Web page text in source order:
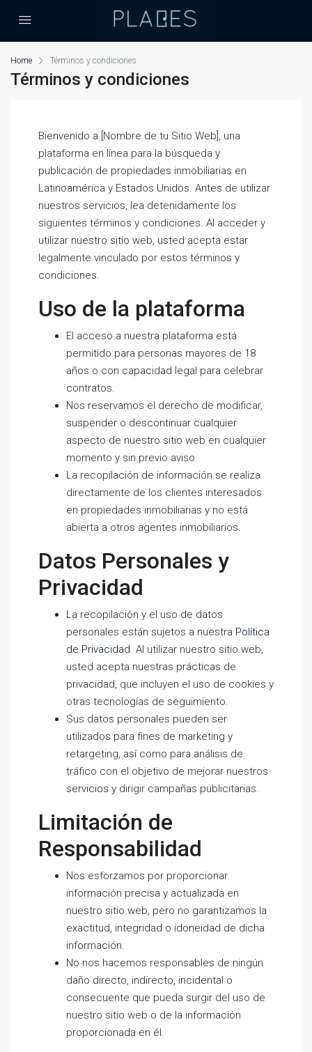
Home Términos y condiciones
Términos y condiciones
Bienvenido a [Nombre de tu Sitio Web], una
plataforma en línea para la búsqueda y
publicación de propiedades inmobiliarias en
Latinoamérica y Estados Unidos. Antes de utilizar
nuestros servicios, lea detenidamente los
siguientes términos y condiciones. Al acceder y
utilizar nuestro sitio web, usted acepta estar
legalmente vinculado por estos términos y
condiciones.
Uso de la plataforma
El acceso a nuestra plataforma está
permitido para personas mayores de 18
años o con capacidad legal para celebrar
contratos.
Nos reservamos el derecho de modificar,
suspender o descontinuar cualquier
aspecto de nuestro sitio web en cualquier
momento y sin previo aviso.
La recopilación de información se realiza
directamente de los clientes interesados
en propiedades inmobiliarias y no está
abierta a otros agentes inmobiliarios.
Datos Personales y
Privacidad
La recopilación y el uso de datos
personales están sujetos a nuestra Política
de Privacidad. Al utilizar nuestro sitio web,
usted acepta nuestras prácticas de
privacidad, que incluyen el uso de cookies y
otras tecnologías de seguimiento.
Sus datos personales pueden ser
utilizados para fines de marketing y
retargeting, así como para análisis de
tráfico con el objetivo de mejorar nuestros
servicios y dirigir campañas publicitarias.
Limitación de
Responsabilidad
Nos esforzamos por proporcionar
información precisa y actualizada en
nuestro sitio web, pero no garantizamos la
exactitud, integridad o idoneidad de dicha
información.
No nos hacemos responsables de ningún
daño directo, indirecto, incidental o
consecuente que pueda surgir del uso de
nuestro sitio web o de la información
proporcionada en él.